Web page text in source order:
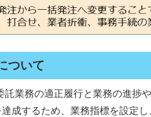
ついて
託業務の適正履行と業務の進捗
成するため、業務指標を設定し